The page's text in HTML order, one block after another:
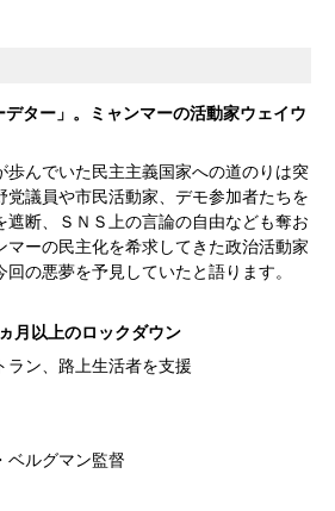
ター」。ミャンマーの活動家ウェイウ
歩んでいた民主主義国家への道のりは突
党議員や市民活動家、デモ参加者たちを
遮断、ＳＮＳ上の言論の自由なども奪お
マーの民主化を希求してきた政治活動家
の悪夢を予見していたと語ります。
月以上のロックダウン
ラン、路上生活者を支援
ベルグマン監督